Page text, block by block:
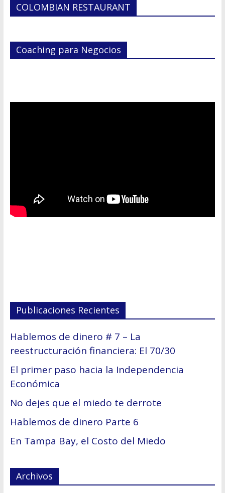
COLOMBIAN RESTAURANT
Coaching para Negocios
Publicaciones Recientes
Hablemos de dinero # 7 – La
reestructuración financiera: El 70/30
El primer paso hacia la Independencia
Económica
No dejes que el miedo te derrote
Hablemos de dinero Parte 6
En Tampa Bay, el Costo del Miedo
Archivos